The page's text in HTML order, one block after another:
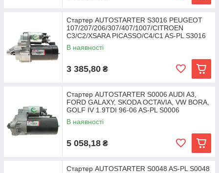
Стартер AUTOSTARTER S3016 PEUGEOT
107/207/206/307/407/1007/CITROEN
C3/C2/XSARA PICASSO/C4/C1 AS-PL S3016
Peugeot 208, 206, 308,
В наявності
3 385,80 ₴
Стартер AUTOSTARTER S0006 AUDI A3,
FORD GALAXY, SKODA OCTAVIA, VW BORA,
GOLF IV 1.9TDI 96-06 AS-PL S0006
Volkswagen Golf, Passat,
В наявності
5 058,18 ₴
Стартер AUTOSTARTER S0048 AS-PL S0048